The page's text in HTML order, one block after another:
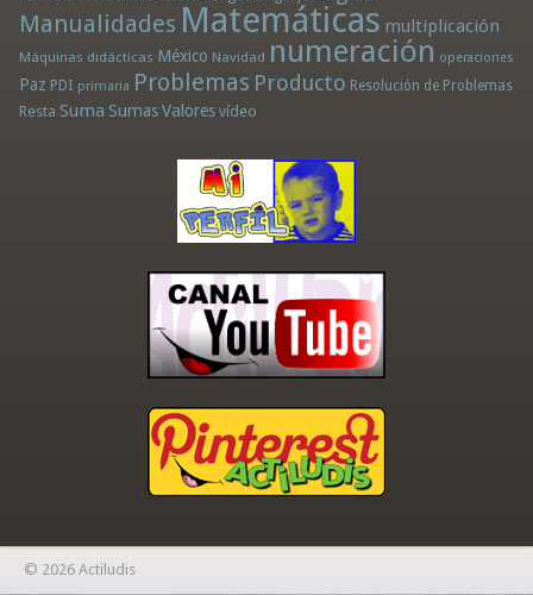
Manualidades Matemáticas multiplicación
Máquinas didácticas México Navidad numeración operaciones
Paz PDI primaria Problemas Producto Resolución de Problemas
Resta Suma Sumas Valores vídeo
© 2026 Actiludis